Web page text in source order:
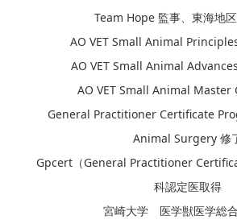
Team Hope 監事、東海地
AO VET Small Animal
AO VET Small Animal
AO VET Small Animal Master
General Practitioner Certificate
Animal Surgery 修
Gpcert（General Practitioner
科認定医取得
宮崎大学 医学獣医学総